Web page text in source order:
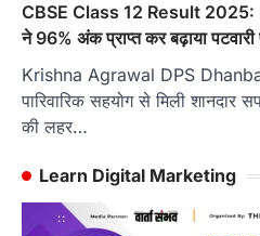
CBSE Class 12 Result 2025:
ने 96% अंक प्राप्त कर बढ़ाया पटवारी
Krishna Agrawal DPS
पारिवारिक सहयोग से मिली
की लहर…
Learn Digital Marketing